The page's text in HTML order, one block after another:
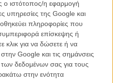
ο ιστότοπος/η εφαρμογή
υπηρεσίες της Google και
πληροφορίες που
επίσκεψης ή
κλικ για να δώσετε ή να
Google και τις σημάνσεις
δεδομένων σας για τους
στην ενότητα
διατεθούν για την ανάπτυξη των
στο LACMA. Κι όσο κι αν
με το τελευταίο του
είμαστε εκεί – ελπίζουμε
«The Hateful Eight» σε μια οθόνη